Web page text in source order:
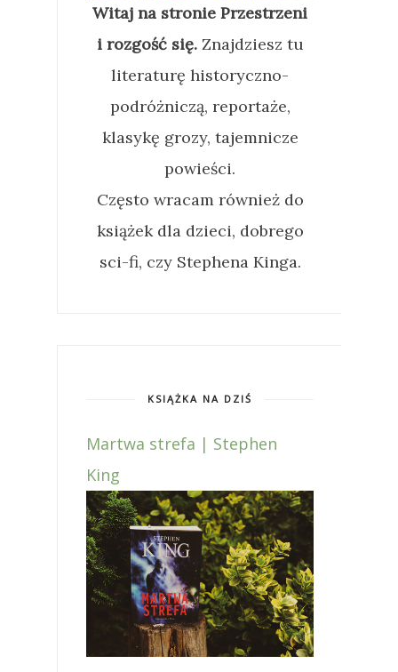
Witaj na stronie Przestrzeni
i rozgość się. Znajdziesz tu
literaturę historyczno-
podróżniczą, reportaże,
klasykę grozy, tajemnicze
powieści.
Często wracam również do
książek dla dzieci, dobrego
sci-fi, czy Stephena Kinga.
KSIĄŻKA NA DZIŚ
Martwa strefa | Stephen
King